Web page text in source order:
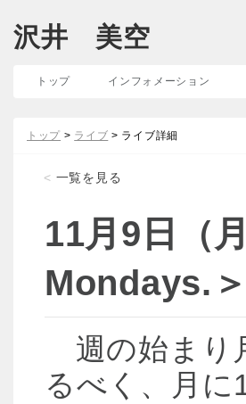
沢井 美空
トップ インフォメーション
トップ > ライブ > ライブ詳細
< 一覧を見る
11月9日（
Mondays.
週の始まり
るべく、月